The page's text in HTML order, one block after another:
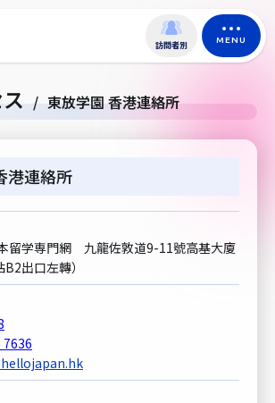
訪問者別 MENU
/ 東放学園 香港連絡所
港連絡所
留学専門網 九龍佐敦道9-11號高基大廈
出口左轉）
7636